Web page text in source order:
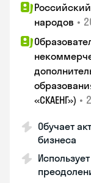
народов •
«СКАЕНГ») •
Обучает
бизнеса